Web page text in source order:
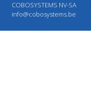
COBOSYSTEMS NV-SA
info@cobosystems.be